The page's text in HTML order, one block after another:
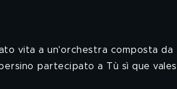
vita a un'orchestra composta
partecipato a Tù sì que